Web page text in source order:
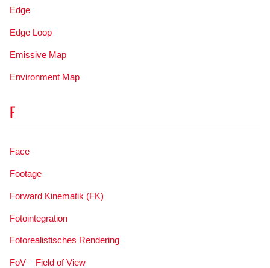
Edge
Edge Loop
Emissive Map
Environment Map
F
Face
Footage
Forward Kinematik (FK)
Fotointegration
Fotorealistisches Rendering
FoV – Field of View